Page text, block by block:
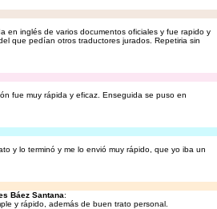
en inglés de varios documentos oficiales y fue rapido y
que pedían otros traductores jurados. Repetiria sin
fue muy rápida y eficaz. Enseguida se puso en
y lo terminó y me lo envió muy rápido, que yo iba un
Báez Santana:
y rápido, además de buen trato personal.